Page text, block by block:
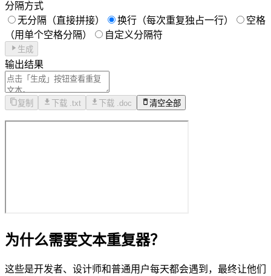
分隔方式
无分隔（直接拼接）
换行（每次重复独占一行）
空格
（用单个空格分隔）
自定义分隔符
生成
输出结果
复制 下载 .txt 下载 .doc 清空全部
为什么需要文本重复器？
这些是开发者、设计师和普通用户每天都会遇到，最终让他们